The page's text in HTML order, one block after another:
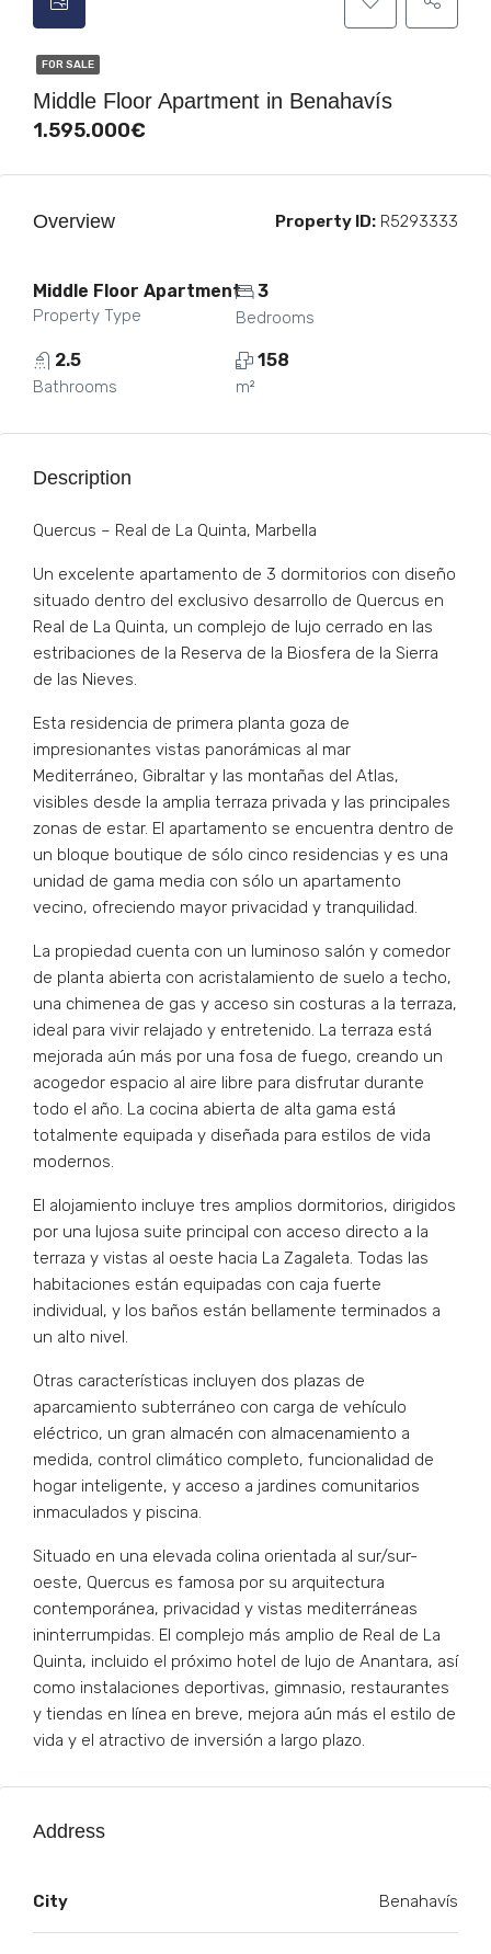
FOR SALE
Middle Floor Apartment in Benahavís
1.595.000€
Overview Property ID: R5293333
Middle Floor Apartment
Property Type
3
Bedrooms
2.5
Bathrooms
158
m²
Description
Quercus – Real de La Quinta, Marbella
Un excelente apartamento de 3 dormitorios con diseño
situado dentro del exclusivo desarrollo de Quercus en
Real de La Quinta, un complejo de lujo cerrado en las
estribaciones de la Reserva de la Biosfera de la Sierra
de las Nieves.
Esta residencia de primera planta goza de
impresionantes vistas panorámicas al mar
Mediterráneo, Gibraltar y las montañas del Atlas,
visibles desde la amplia terraza privada y las principales
zonas de estar. El apartamento se encuentra dentro de
un bloque boutique de sólo cinco residencias y es una
unidad de gama media con sólo un apartamento
vecino, ofreciendo mayor privacidad y tranquilidad.
La propiedad cuenta con un luminoso salón y comedor
de planta abierta con acristalamiento de suelo a techo,
una chimenea de gas y acceso sin costuras a la terraza,
ideal para vivir relajado y entretenido. La terraza está
mejorada aún más por una fosa de fuego, creando un
acogedor espacio al aire libre para disfrutar durante
todo el año. La cocina abierta de alta gama está
totalmente equipada y diseñada para estilos de vida
modernos.
El alojamiento incluye tres amplios dormitorios, dirigidos
por una lujosa suite principal con acceso directo a la
terraza y vistas al oeste hacia La Zagaleta. Todas las
habitaciones están equipadas con caja fuerte
individual, y los baños están bellamente terminados a
un alto nivel.
Otras características incluyen dos plazas de
aparcamiento subterráneo con carga de vehículo
eléctrico, un gran almacén con almacenamiento a
medida, control climático completo, funcionalidad de
hogar inteligente, y acceso a jardines comunitarios
inmaculados y piscina.
Situado en una elevada colina orientada al sur/sur-
oeste, Quercus es famosa por su arquitectura
contemporánea, privacidad y vistas mediterráneas
ininterrumpidas. El complejo más amplio de Real de La
Quinta, incluido el próximo hotel de lujo de Anantara, así
como instalaciones deportivas, gimnasio, restaurantes
y tiendas en línea en breve, mejora aún más el estilo de
vida y el atractivo de inversión a largo plazo.
Address
City Benahavís